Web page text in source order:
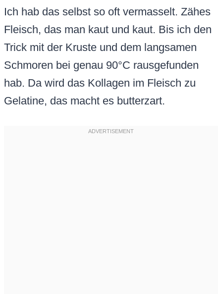
Ich hab das selbst so oft vermasselt. Zähes
Fleisch, das man kaut und kaut. Bis ich den
Trick mit der Kruste und dem langsamen
Schmoren bei genau 90°C rausgefunden
hab. Da wird das Kollagen im Fleisch zu
Gelatine, das macht es butterzart.